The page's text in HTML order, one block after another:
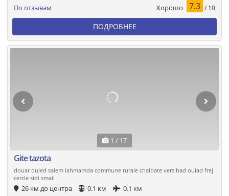
По отзывам Хорошо 7.3 / 10
ПОДРОБНЕЕ
1 / 17
Gite tazota
douar ouled salem lahmamda commune rurale chaibate vers had oulad frej
cercle sidi smail
26 км до центра 0.1 км
0.1 км